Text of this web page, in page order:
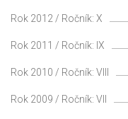
Rok 2012 / Ročník: X
Rok 2011 / Ročník: IX
Rok 2010 / Ročník: VIII
Rok 2009 / Ročník: VII